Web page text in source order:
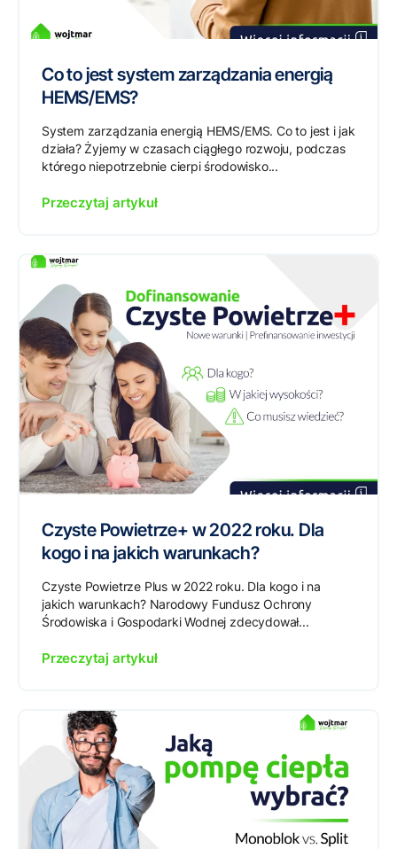
Co to jest system zarządzania energią
HEMS/EMS?
System zarządzania energią HEMS/EMS. Co to jest i jak
działa? Żyjemy w czasach ciągłego rozwoju, podczas
którego niepotrzebnie cierpi środowisko...
Przeczytaj artykuł
Czyste Powietrze+ w 2022 roku. Dla
kogo i na jakich warunkach?
Czyste Powietrze Plus w 2022 roku. Dla kogo i na
jakich warunkach? Narodowy Fundusz Ochrony
Środowiska i Gospodarki Wodnej zdecydował...
Przeczytaj artykuł